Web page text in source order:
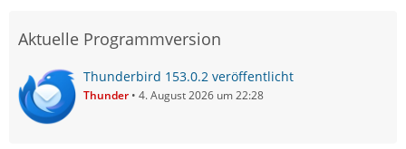
Aktuelle Programmversion
Thunderbird 153.0.2 veröffentlicht
Thunder 4. August 2026 um 22:28